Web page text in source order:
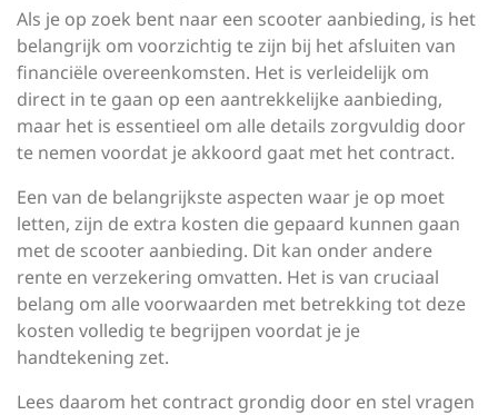
Als je op zoek bent naar een scooter aanbieding, is het
belangrijk om voorzichtig te zijn bij het afsluiten van
financiële overeenkomsten. Het is verleidelijk om
direct in te gaan op een aantrekkelijke aanbieding,
maar het is essentieel om alle details zorgvuldig door
te nemen voordat je akkoord gaat met het contract.
Een van de belangrijkste aspecten waar je op moet
letten, zijn de extra kosten die gepaard kunnen gaan
met de scooter aanbieding. Dit kan onder andere
rente en verzekering omvatten. Het is van cruciaal
belang om alle voorwaarden met betrekking tot deze
kosten volledig te begrijpen voordat je je
handtekening zet.
Lees daarom het contract grondig door en stel vragen